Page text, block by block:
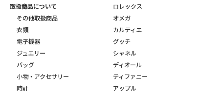
取扱商品について
その他取扱商品
衣類
電子機器
ジュエリー
バッグ
小物・アクセサリー
時計
ロレックス
オメガ
カルティエ
グッチ
シャネル
ディオール
ティファニー
アップル